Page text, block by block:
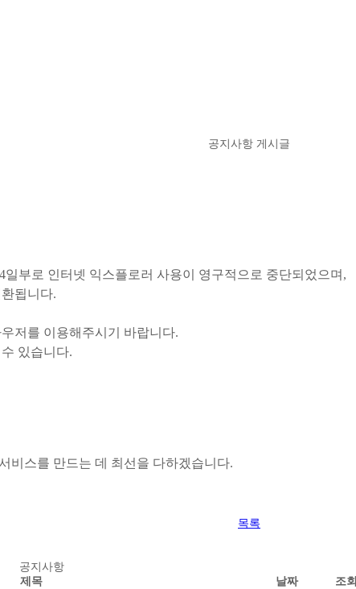
공지사항 게시글
부로 인터넷 익스플로러 사용이 영구적으로 중단되었으며,
됩니다.
저를 이용해주시기 바랍니다.
있습니다.
비스를 만드는 데 최선을 다하겠습니다.
목록
공지사항
제목 날짜 조회